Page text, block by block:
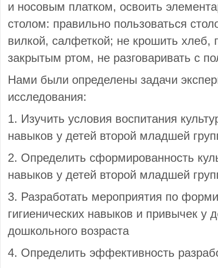
и носовым платком, освоить
столом: правильно пользоваться
вилкой, салфеткой; не крошить хлеб,
закрытым ртом, не разговаривать с
Нами были определены задачи
исследования:
1. Изучить условия воспитания
навыков у детей второй младшей
2. Определить сформированность
навыков у детей второй младшей
3. Разработать мероприятия по
гигиенических навыков и привычек у
дошкольного возраста
4. Определить эффективность